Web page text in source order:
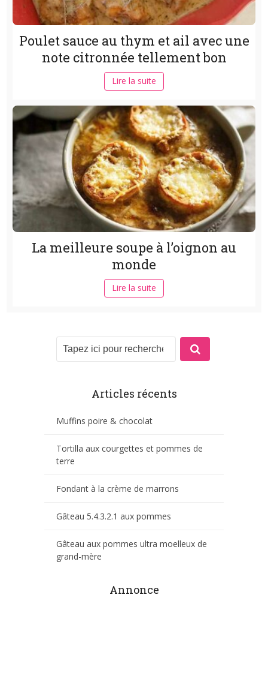
Poulet sauce au thym et ail avec une
note citronnée tellement bon
Lire la suite
La meilleure soupe à l’oignon au
monde
Lire la suite
Articles récents
Muffins poire & chocolat
Tortilla aux courgettes et pommes de
terre
Fondant à la crème de marrons
Gâteau 5.4.3.2.1 aux pommes
Gâteau aux pommes ultra moelleux de
grand-mère
Annonce